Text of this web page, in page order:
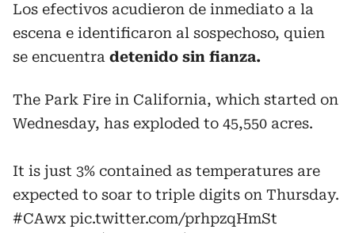
Los efectivos acudieron de inmediato a la
escena e identificaron al sospechoso, quien
se encuentra detenido sin fianza.
The Park Fire in California, which started on
Wednesday, has exploded to 45,550 acres.
It is just 3% contained as temperatures are
expected to soar to triple digits on Thursday.
#CAwx pic.twitter.com/prhpzqHmSt